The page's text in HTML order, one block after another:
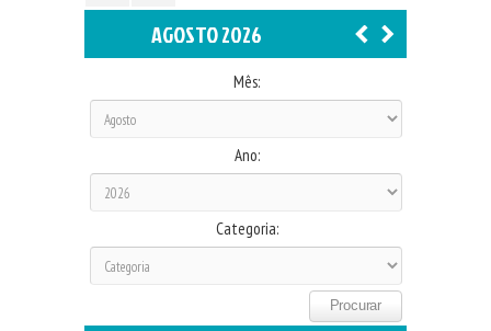
AGOSTO 2026
Mês:
Ano:
Categoria: